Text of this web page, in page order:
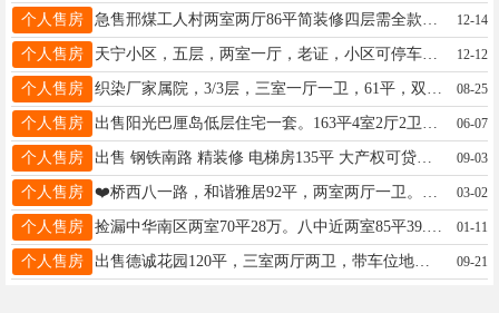
个人售房 12-14
个人售房 天宁小区，五层，两室一厅，老证，小区可停车，70平33万看房电话18732938700 12-12
个人售房 08-25
个人售房 06-07
个人售房 出售 钢铁南路 精装修 电梯房135平 大产权可贷款76万带地下室中介勿扰16630902973 09-03
个人售房 03-02
个人售房 01-11
个人售房 出售德诚花园120平，三室两厅两卫，带车位地下室，有钥匙随时看18531923978 09-21